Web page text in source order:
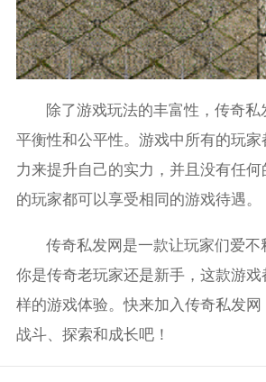
除了游戏玩法的丰富性，传奇
平衡性和公平性。游戏中所有的玩
力来提升自己的实力，并且没有任
的玩家都可以享受相同的游戏待遇。
传奇私发网是一款让玩家们爱不
你是传奇老玩家还是新手，这款游
样的游戏体验。快来加入传奇私发网
战斗、探索和成长吧！